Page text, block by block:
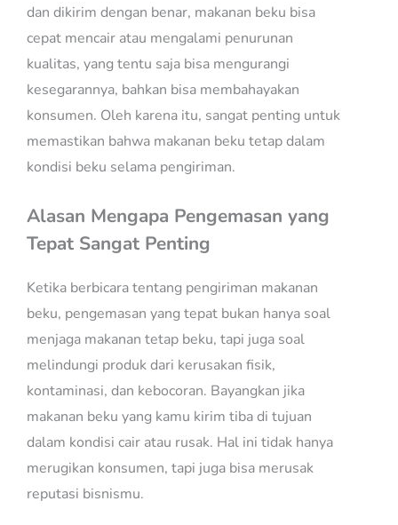
dan dikirim dengan benar, makanan beku bisa
cepat mencair atau mengalami penurunan
kualitas, yang tentu saja bisa mengurangi
kesegarannya, bahkan bisa membahayakan
konsumen. Oleh karena itu, sangat penting untuk
memastikan bahwa makanan beku tetap dalam
kondisi beku selama pengiriman.
Alasan Mengapa Pengemasan yang
Tepat Sangat Penting
Ketika berbicara tentang pengiriman makanan
beku, pengemasan yang tepat bukan hanya soal
menjaga makanan tetap beku, tapi juga soal
melindungi produk dari kerusakan fisik,
kontaminasi, dan kebocoran. Bayangkan jika
makanan beku yang kamu kirim tiba di tujuan
dalam kondisi cair atau rusak. Hal ini tidak hanya
merugikan konsumen, tapi juga bisa merusak
reputasi bisnismu.